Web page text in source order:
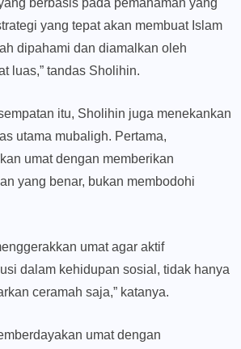
yang tepat akan membuat Islam
dipahami dan diamalkan oleh
luas,” tandas Sholihin.
itu, Sholihin juga menekankan
utama mubaligh. Pertama,
umat dengan memberikan
yang benar, bukan membodohi
umat agar aktif
dalam kehidupan sosial, tidak hanya
ceramah saja,” katanya.
umat dengan